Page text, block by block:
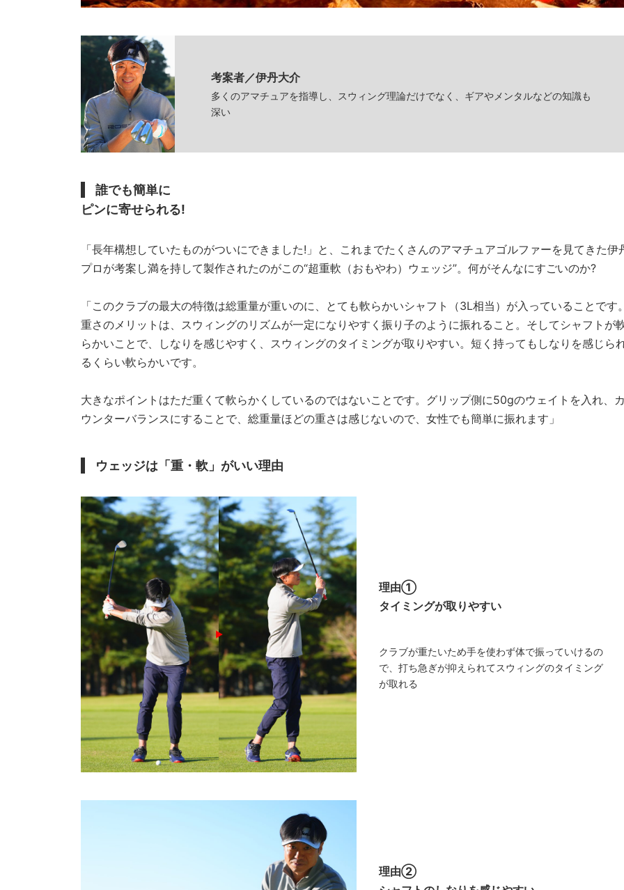
考案者／伊丹大介
多くのアマチュアを指導し、スウィング理論だけでなく、ギアやメンタルなどの知識も
深い
誰でも簡単に
ピンに寄せられる!
「長年構想していたものがついにできました!」と、これまでたくさんのアマチュアゴルファーを見てきた伊
プロが考案し満を持して製作されたのがこの“超重軟（おもやわ）ウェッジ”。何がそんなにすごいのか?
「このクラブの最大の特徴は総重量が重いのに、とても軟らかいシャフト（3L相当）が入っていることです
重さのメリットは、スウィングのリズムが一定になりやすく振り子のように振れること。そしてシャフトが
らかいことで、しなりを感じやすく、スウィングのタイミングが取りやすい。短く持ってもしなりを感じら
るくらい軟らかいです。
大きなポイントはただ重くて軟らかくしているのではないことです。グリップ側に50gのウェイトを入れ、
ウンターバランスにすることで、総重量ほどの重さは感じないので、女性でも簡単に振れます」
ウェッジは「重・軟」がいい理由
理由①
タイミングが取りやすい
クラブが重たいため手を使わず体で振っていけるの
で、打ち急ぎが抑えられてスウィングのタイミング
が取れる
理由②